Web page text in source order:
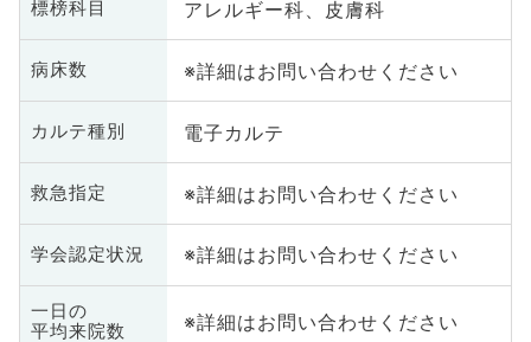
標榜科目 アレルギー科、皮膚科
病床数 ※詳細はお問い合わせください
カルテ種別 電子カルテ
救急指定 ※詳細はお問い合わせください
学会認定状況 ※詳細はお問い合わせください
一日の
平均来院数
※詳細はお問い合わせください